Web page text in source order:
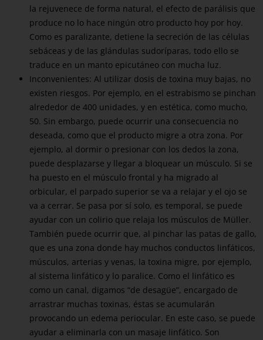
la rejuvenece de forma natural, el efecto de parálisis que
produce no lo hace ningún otro producto hoy por hoy.
Como es paralizante, detiene la secreción de las células
sebáceas y de las glándulas sudoríparas, todo ello se
traduce en un manto epicutáneo con mucha luz.
Inconvenientes: Al utilizar dosis de toxina muy bajas, no
existen riesgos. Por ejemplo, en el estrabismo se pinchan
alrededor de 400 unidades, y en estética, como mucho,
50. Sin embargo, puede ocurrir una consecuencia no
deseada, como que el producto migre a otra zona. Por
ejemplo, al dormir o presionar con los dedos la zona,
puede desplazarse y llegar a bloquear un músculo. Si se
ha puesto en el músculo frontal y ha migrado al
orbicular, el parpado superior se va a relajar y el ojo se
va a cerrar. Se pasa por sí solo, es temporal, se puede
ayudar con un colirio que relaja los músculos de Müller.
También puede ocurrir que, al pinchar las patas de gallo,
que es una zona donde hay muchos conductos linfáticos,
músculos, arterias y venas, la toxina migre, por ejemplo,
al sistema linfático y lo paralice. Como el linfático es
como un canal, digamos “de desagüe”, encargado de
arrastrar muchas toxinas, éstas se acumularán
provocando un edema periocular. En este caso, se puede
ayudar a eliminarla con un masaje linfático. Son